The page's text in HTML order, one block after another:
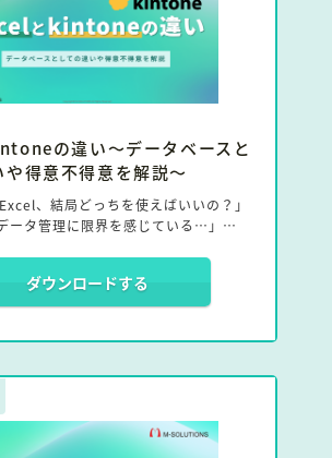
の違い〜データベースと
や得意不得意を解説〜
、結局どっちを使えばいいの？」
ータ管理に限界を感じている…」
をお持ちの方必見のホワイトペーパーで
させる「ハイブリッド戦略」によっ
最大化する方法をご紹介します。
ダウンロードする